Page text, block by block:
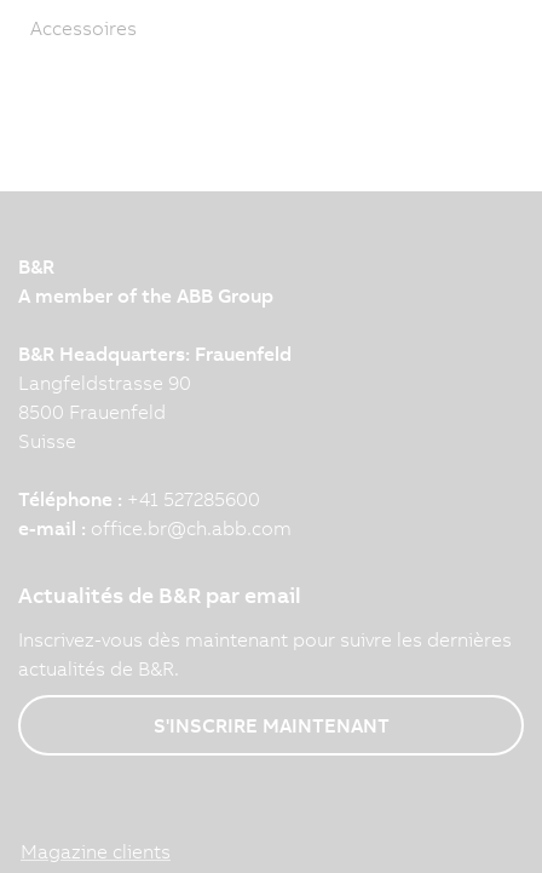
Accessoires
B&R
A member of the ABB Group
B&R Headquarters: Frauenfeld
Langfeldstrasse 90
8500 Frauenfeld
Suisse
Téléphone : +41 527285600
e-mail : office.br@ch.abb.com
Actualités de B&R par email
Inscrivez-vous dès maintenant pour suivre les dernières
actualités de B&R.
S'INSCRIRE MAINTENANT
Magazine clients